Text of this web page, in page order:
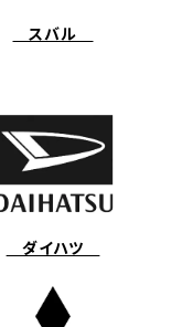
スバル
ダイハツ